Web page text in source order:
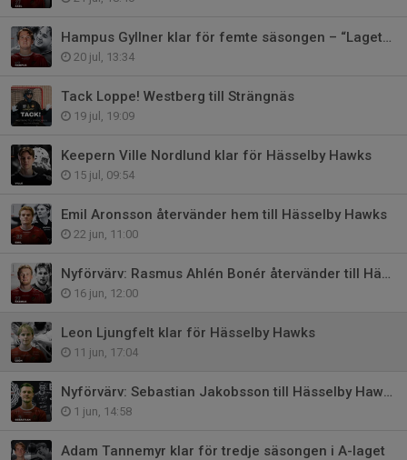
Hampus Gyllner klar för femte säsongen – “Lagets stämningshöjare”
20 jul, 13:34
Tack Loppe! Westberg till Strängnäs
19 jul, 19:09
Keepern Ville Nordlund klar för Hässelby Hawks
15 jul, 09:54
Emil Aronsson återvänder hem till Hässelby Hawks
22 jun, 11:00
Nyförvärv: Rasmus Ahlén Bonér återvänder till Hässelby
16 jun, 12:00
Leon Ljungfelt klar för Hässelby Hawks
11 jun, 17:04
Nyförvärv: Sebastian Jakobsson till Hässelby Hawks
1 jun, 14:58
Adam Tannemyr klar för tredje säsongen i A-laget